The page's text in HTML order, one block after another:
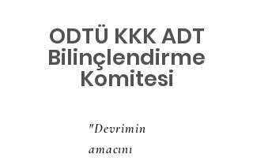
ODTÜ KKK ADT
Bilinçlendirme
Komitesi
"Devrimin
amacını